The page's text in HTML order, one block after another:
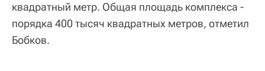
квадратный метр. Общая площадь комплекса -
порядка 400 тысяч квадратных метров, отметил
Бобков.